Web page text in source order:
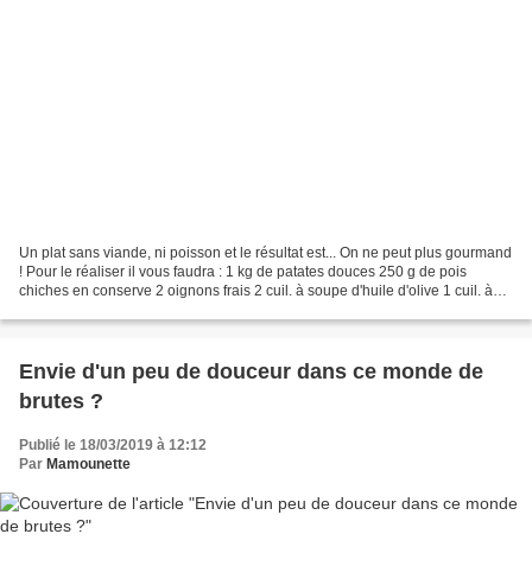
Un plat sans viande, ni poisson et le résultat est... On ne peut plus gourmand
! Pour le réaliser il vous faudra : 1 kg de patates douces 250 g de pois
chiches en conserve 2 oignons frais 2 cuil. à soupe d'huile d'olive 1 cuil. à
Envie d'un peu de douceur dans ce monde de
brutes ?
Publié le 18/03/2019 à 12:12
Par Mamounette